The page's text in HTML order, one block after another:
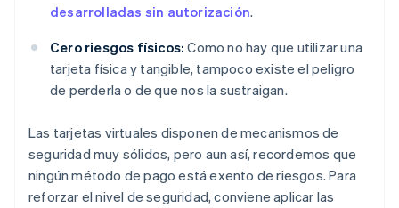
desarrolladas sin autorización.
Cero riesgos físicos: Como no hay que utilizar una
tarjeta física y tangible, tampoco existe el peligro
de perderla o de que nos la sustraigan.
Las tarjetas virtuales disponen de mecanismos de
seguridad muy sólidos, pero aun así, recordemos que
ningún método de pago está exento de riesgos. Para
reforzar el nivel de seguridad, conviene aplicar las